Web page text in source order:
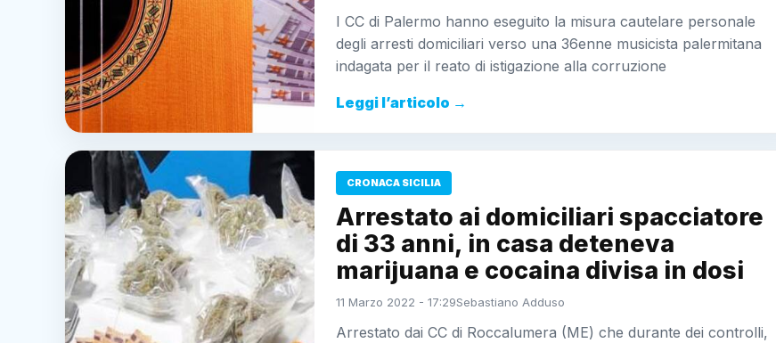
I CC di Palermo hanno eseguito la misura cautelare personale
degli arresti domiciliari verso una 36enne musicista palermitana
indagata per il reato di istigazione alla corruzione
Leggi l’articolo →
CRONACA SICILIA
Arrestato ai domiciliari spacciatore
di 33 anni, in casa deteneva
marijuana e cocaina divisa in dosi
11 Marzo 2022 - 17:29Sebastiano Adduso
Arrestato dai CC di Roccalumera (ME) che durante dei controlli,